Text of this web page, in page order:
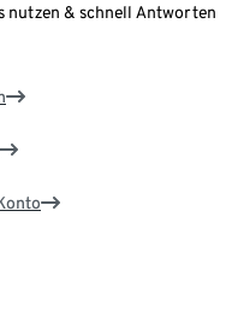
nutzen & schnell Antworten